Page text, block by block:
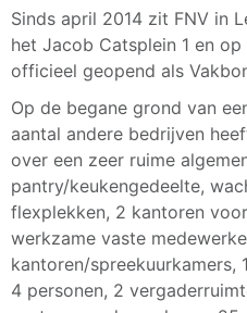
Sinds april 2014 zit FNV in
het Jacob Catsplein 1 en
officieel geopend als
Op de begane grond van
aantal andere bedrijven
over een zeer ruime
pantry/keukengedeelte,
flexplekken, 2 kantoren
werkzame vaste
kantoren/spreekuurkamers,
4 personen, 2